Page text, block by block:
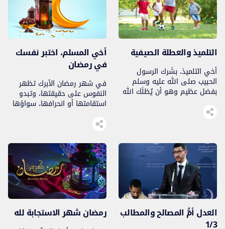
التلميذ والعطلة الصيفية
أخي التلميذ، بشَرك الرسول
الحبيب صلى الله عليه وسلم
بفضل عظيم وهو أن يُظلَك الله
كنت شابا نشأ في عبادة الله..
أخي المسلم، اختبر نفسك
في رمضان
في شهر رمضان الأبرك تظهر
النفوس على حقيقتها، وتبدو
استقامتها أو انحرافها، سواؤها
فهو مرآة يرى كل إنسان فيها
العدل أمُّ المصالح والمطالب
1/3
رمضان شهر الاستجابة لله